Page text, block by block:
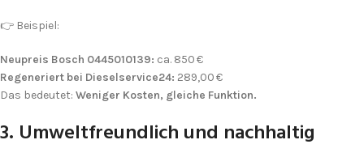
👉 Beispiel:
Neupreis Bosch 0445010139: ca. 850 €
Regeneriert bei Dieselservice24: 289,00 €
Das bedeutet: Weniger Kosten, gleiche Funktion.
3. Umweltfreundlich und nachhaltig